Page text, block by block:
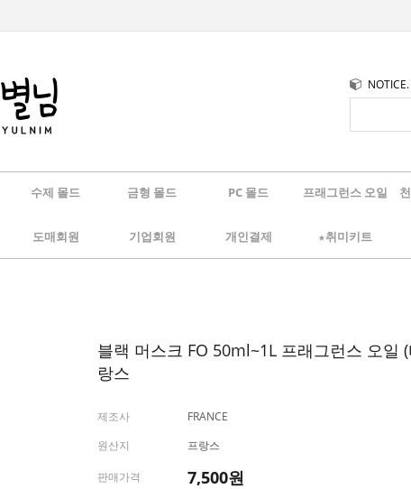
NOTICE.
수제 몰드 금형 몰드 PC 몰드 프래그런스 오일
도매회원 기업회원 개인결제 ★취미키트
블랙 머스크 FO 50ml~1L 프래그런스 오일
랑스
제조사
FRANCE
원산지
프랑스
판매가격 7,500원